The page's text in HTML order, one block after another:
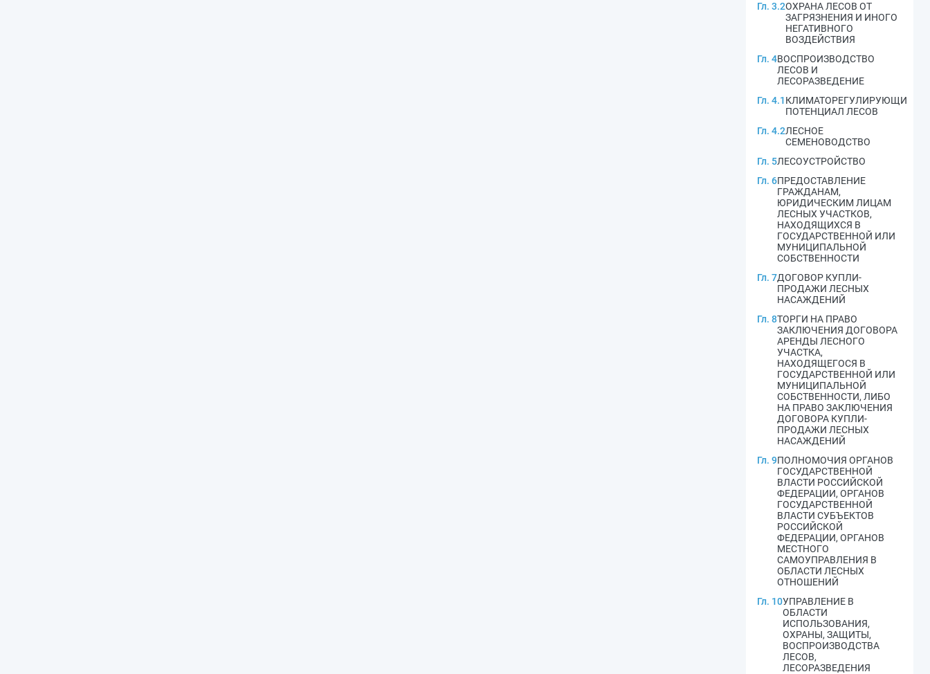
Гл. 3.2ОХРАНА ЛЕСОВ ОТ
ЗАГРЯЗНЕНИЯ И ИНОГО
НЕГАТИВНОГО
ВОЗДЕЙСТВИЯ
Гл. 4ВОСПРОИЗВОДСТВО
ЛЕСОВ И
ЛЕСОРАЗВЕДЕНИЕ
Гл. 4.1КЛИМАТОРЕГУЛИРУЮЩИЙ
ПОТЕНЦИАЛ ЛЕСОВ
Гл. 4.2ЛЕСНОЕ
СЕМЕНОВОДСТВО
Гл. 5ЛЕСОУСТРОЙСТВО
Гл. 6ПРЕДОСТАВЛЕНИЕ
ГРАЖДАНАМ,
ЮРИДИЧЕСКИМ ЛИЦАМ
ЛЕСНЫХ УЧАСТКОВ,
НАХОДЯЩИХСЯ В
ГОСУДАРСТВЕННОЙ ИЛИ
МУНИЦИПАЛЬНОЙ
СОБСТВЕННОСТИ
Гл. 7ДОГОВОР КУПЛИ-
ПРОДАЖИ ЛЕСНЫХ
НАСАЖДЕНИЙ
Гл. 8ТОРГИ НА ПРАВО
ЗАКЛЮЧЕНИЯ ДОГОВОРА
АРЕНДЫ ЛЕСНОГО
УЧАСТКА,
НАХОДЯЩЕГОСЯ В
ГОСУДАРСТВЕННОЙ ИЛИ
МУНИЦИПАЛЬНОЙ
СОБСТВЕННОСТИ, ЛИБО
НА ПРАВО ЗАКЛЮЧЕНИЯ
ДОГОВОРА КУПЛИ-
ПРОДАЖИ ЛЕСНЫХ
НАСАЖДЕНИЙ
Гл. 9ПОЛНОМОЧИЯ ОРГАНОВ
ГОСУДАРСТВЕННОЙ
ВЛАСТИ РОССИЙСКОЙ
ФЕДЕРАЦИИ, ОРГАНОВ
ГОСУДАРСТВЕННОЙ
ВЛАСТИ СУБЪЕКТОВ
РОССИЙСКОЙ
ФЕДЕРАЦИИ, ОРГАНОВ
МЕСТНОГО
САМОУПРАВЛЕНИЯ В
ОБЛАСТИ ЛЕСНЫХ
ОТНОШЕНИЙ
Гл. 10УПРАВЛЕНИЕ В
ОБЛАСТИ
ИСПОЛЬЗОВАНИЯ,
ОХРАНЫ, ЗАЩИТЫ,
ВОСПРОИЗВОДСТВА
ЛЕСОВ,
ЛЕСОРАЗВЕДЕНИЯ